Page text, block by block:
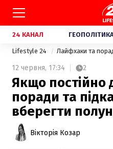
24 КАНАЛ
Lifestyle 24 Лайфхаки та
12 червня, 17:34 2
Якщо постійно
поради та
вберегти
Вікторія Козар